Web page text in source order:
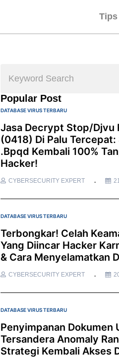
Tips
Popular Post
DATABASE VIRUS TERBARU
Jasa Decrypt Stop/Djvu
(0418) Di Palu Tercepat:
.bpqd Kembali 100%
Hacker!
CYBERSECURITY EXPERT
DATABASE VIRUS TERBARU
Terbongkar! Celah
Yang Diincar Hacker
& Cara Menyelamatkan
CYBERSECURITY EXPERT
DATABASE VIRUS TERBARU
Penyimpanan Dokumen
Tersandera Anomaly
Strategi Kembali Akses